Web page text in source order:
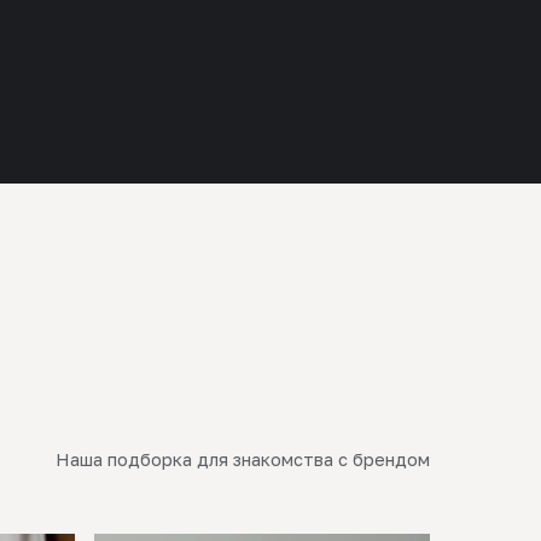
Наша подборка для знакомства с брендом